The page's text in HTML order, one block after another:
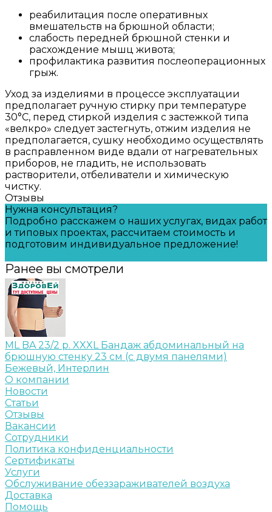
реабилитация после оперативных
вмешательств на брюшной области;
слабость передней брюшной стенки и
расхождение мышц живота;
профилактика развития послеоперационных
грыж.
Уход за изделиями в процессе эксплуатации
предполагает ручную стирку при температуре
30°С, перед стиркой изделия с застежкой типа
«велкро» следует застегнуть, отжим изделия не
предполагается, сушку необходимо осуществлять
в расправленном виде вдали от нагревательных
приборов, не гладить, не использовать
растворители, отбеливатели и химическую
чистку.
Отзывы
Нужна консультация?
Подробно расскажем о наших услугах, видах работ
и типовых проектах, рассчитаем стоимость и
подготовим индивидуальное предложение!
Ранее вы смотрели
ML BA 23/2 р. XXXL Бандаж абдоминальный на
брюшную стенку 23 см (c двумя панелями)
Бежевый, Интерлин
О компании
Новости
Статьи
Отзывы
Вакансии
Сотрудники
Политика конфиденциальности
Сертификаты
Услуги
Обслуживание обеззараживателей воздуха
Доставка
Помощь